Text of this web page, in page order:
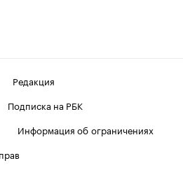
Редакция
Подписка на РБК
Информация об ограничениях